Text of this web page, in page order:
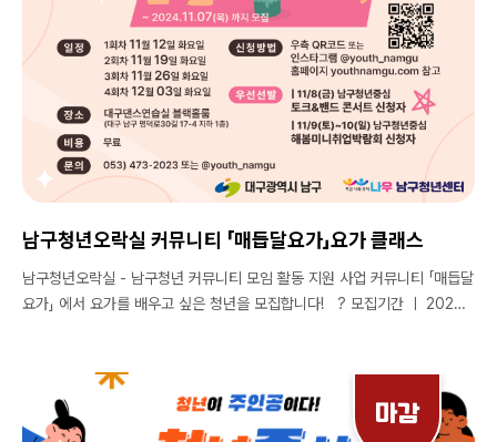
남구청년오락실 커뮤니티 「매듭달요가」요가 클래스
남구청년오락실 - 남구청년 커뮤니티 모임 활동 지원 사업 커뮤니티 「매듭달
요가」 에서 요가를 배우고 싶은 청년을 모집합니다! ? 모집기간 ㅣ 2024.
봄미니취업박람회 신청자 ? 모집인원 ㅣ 선착순 10명 ※ 당첨자 선정 후 개
별 연락 예정 ? 일정 | 1회차 11월 12일 화요일 | 2회차 11월 19일 화요일 |
3회차 11월 26일 화요일 | 4회차 12월 03일 화요일 ? 진행시간 ㅣ 오후
마감